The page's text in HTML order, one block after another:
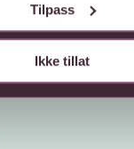
Tilpass
Ikke tillat